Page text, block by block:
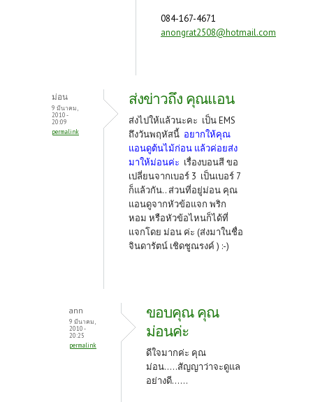
084-167-4671
anongrat2508@hotmail.com
ม่อน
9 มีนาคม,
2010 -
20:09
permalink
ส่งข่าวถึง คุณแอน
ส่งไปให้แล้วนะคะ เป็น EMS
ถึงวันพฤหัสนี้ อยากให้คุณ
แอนดูต้นไม้ก่อน แล้วค่อยส่ง
มาให้ม่อนค่ะ เรื่องบอนสี ขอ
เปลี่ยนจากเบอร์ 3 เป็นเบอร์ 7
ก็แล้วกัน.. ส่วนที่อยู่ม่อน คุณ
แอนดูจากหัวข้อแจก พริก
หอม หรือหัวข้อไหนก็ได้ที่
แจกโดย ม่อน ค่ะ (ส่งมาในชื่อ
จินดารัตน์ เชิดชูณรงค์ ) :-)
ann
9 มีนาคม,
2010 -
20:25
permalink
ขอบคุณ คุณ
ม่อนค่ะ
ดีใจมากค่ะ คุณ
ม่อน.....สัญญาว่าจะดูแล
อย่างดี......